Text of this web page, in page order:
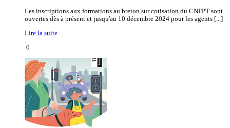
Les inscriptions aux formations au breton sur cotisation du CNFPT sont
ouvertes dès à présent et jusqu'au 10 décembre 2024 pour les agents [...]
Lire la suite
0